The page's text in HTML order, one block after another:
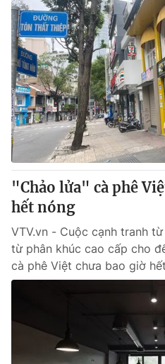
"Chảo lửa" cà phê
hết nóng
VTV.vn - Cuộc cạnh tranh
từ phân khúc cao cấp cho
cà phê Việt chưa bao giờ